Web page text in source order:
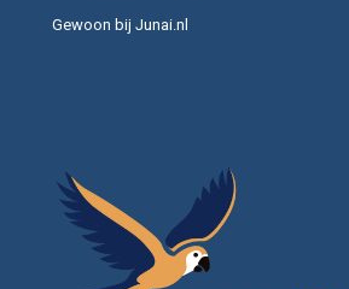
Gewoon bij Junai.nl